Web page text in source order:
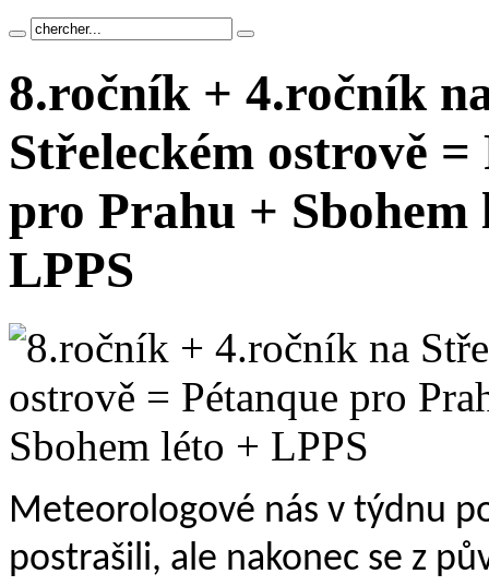
8.ročník + 4.ročník
Střeleckém ostrově =
pro Prahu + Sbohem
LPPS
Meteorologové nás v týdnu
postrašili, ale nakonec se z